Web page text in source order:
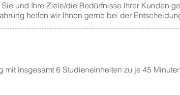
und Ihre Ziele/die Bedürfnisse Ihrer Kunden
helfen wir Ihnen gerne bei der
insgesamt 6 Studieneinheiten zu je 45